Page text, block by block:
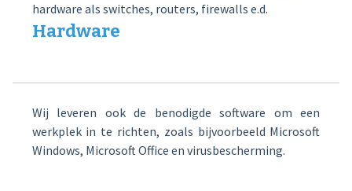
hardware als switches, routers, firewalls e.d.
Hardware
Wij leveren ook de benodigde software om een
werkplek in te richten, zoals bijvoorbeeld Microsoft
Windows, Microsoft Office en virusbescherming.